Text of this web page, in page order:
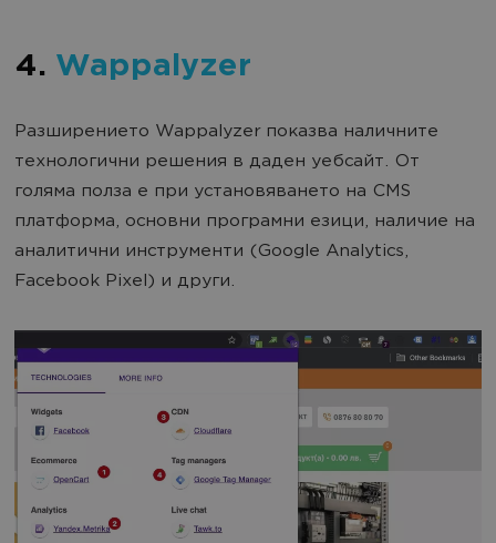
4. Wappalyzer
Разширението Wappalyzer показва наличните
технологични решения в даден уебсайт. От
голяма полза е при установяването на CMS
платформа, основни програмни езици, наличие на
аналитични инструменти (Google Analytics,
Facebook Pixel) и други.